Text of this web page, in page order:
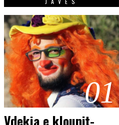
01
Vdekja e klounit-